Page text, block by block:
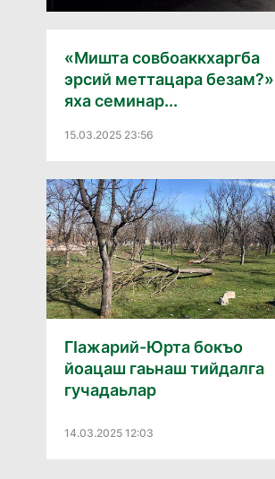
«Мишта совбоаккхаргба
эрсий меттацара безам?»
яха семинар...
15.03.2025 23:56
ГӀажарий-Юрта бокъо
йоацаш гаьнаш тийдалга
гучадаьлар
14.03.2025 12:03